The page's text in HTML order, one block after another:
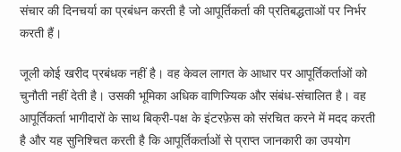
संचार की दिनचर्या का प्रबंधन करती है जो आपूर्तिकर्ता की प्रतिबद्धताओं पर निर्भर
करती हैं।
जूली कोई खरीद प्रबंधक नहीं है। वह केवल लागत के आधार पर आपूर्तिकर्ताओं को
चुनौती नहीं देती है। उसकी भूमिका अधिक वाणिज्यिक और संबंध-संचालित है। वह
आपूर्तिकर्ता भागीदारों के साथ बिक्री-पक्ष के इंटरफ़ेस को संरचित करने में मदद करती
है और यह सुनिश्चित करती है कि आपूर्तिकर्ताओं से प्राप्त जानकारी का उपयोग